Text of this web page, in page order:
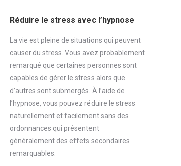
Réduire le stress avec l’hypnose
La vie est pleine de situations qui peuvent
causer du stress . Vous avez probablement
remarqué que certaines personnes sont
capables de gérer le stress alors que
d’autres sont submergés. À l’aide de
l’hypnose, vous pouvez réduire le stress
naturellement et facilement sans des
ordonnances qui présentent
généralement des effets secondaires
remarquables.